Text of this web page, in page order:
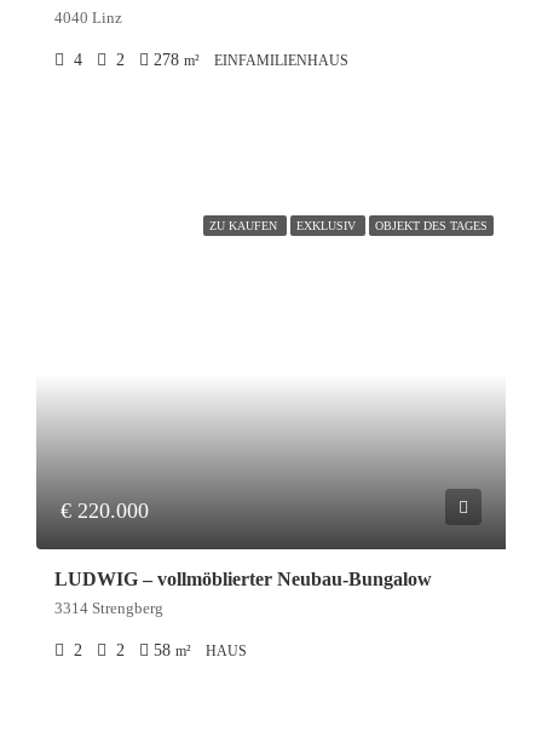
4040 Linz
4 2 278 m² EINFAMILIENHAUS
ZU KAUFEN EXKLUSIV OBJEKT DES TAGES
€ 220.000
LUDWIG – vollmöblierter Neubau-Bungalow
3314 Strengberg
2 2 58 m² HAUS